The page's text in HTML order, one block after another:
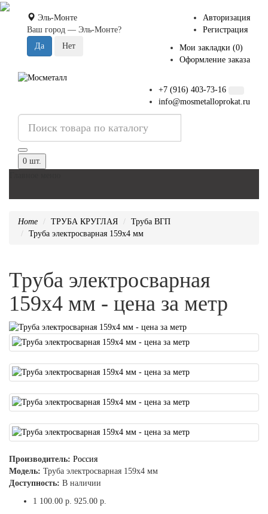
Эль-Монте
Ваш город — Эль-Монте?
Авторизация
Регистрация
Мои закладки (0)
Оформление заказа
+7 (916) 403-73-16
info@mosmetalloprokat.ru
0 шт.
Home ТРУБА КРУГЛАЯ
Труба ВГП
Труба электросварная 159x4 мм
Труба электросварная
159x4 мм - цена за метр
Производитель: Россия
Модель: Труба электросварная 159x4 мм
Доступность: В наличии
1 100.00 р. 925.00 р.